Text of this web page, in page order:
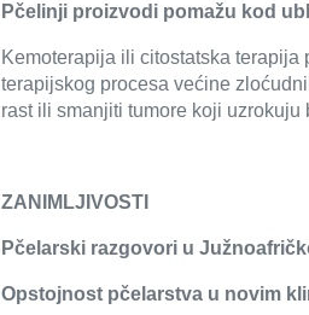
Pčelinji proizvodi pomažu kod
Kemoterapija ili citostatska
terapijskog procesa većine
rast ili smanjiti tumore koji uzrokuju
ZANIMLJIVOSTI
Pčelarski razgovori u
Opstojnost pčelarstva u novim